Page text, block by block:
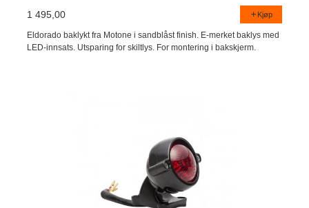
1 495,00 Kjøp
Eldorado baklykt fra Motone i sandblåst finish. E-merket baklys med
LED-innsats. Utsparing for skiltlys. For montering i bakskjerm.